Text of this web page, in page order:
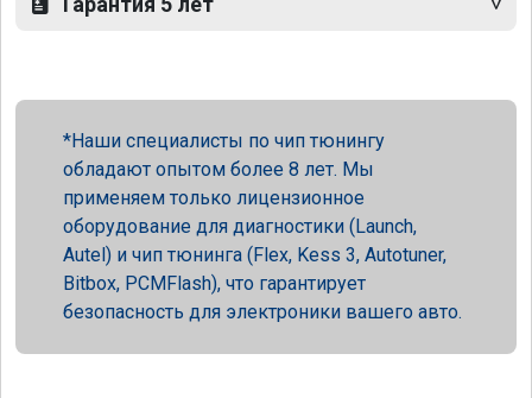
Наши специалисты по чип тюнингу
обладают опытом более 8 лет. Мы
применяем только лицензионное
оборудование для диагностики (Launch,
Autel) и чип тюнинга (Flex, Kess 3, Autotuner,
Bitbox, PCMFlash), что гарантирует
безопасность для электроники вашего авто.